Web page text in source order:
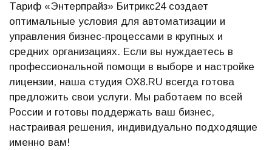
Тариф «Энтерпрайз» Битрикс24 создает
оптимальные условия для автоматизации и
управления бизнес-процессами в крупных и
средних организациях. Если вы нуждаетесь в
профессиональной помощи в выборе и настройке
лицензии, наша студия OX8.RU всегда готова
предложить свои услуги. Мы работаем по всей
России и готовы поддержать ваш бизнес,
настраивая решения, индивидуально подходящие
именно вам!